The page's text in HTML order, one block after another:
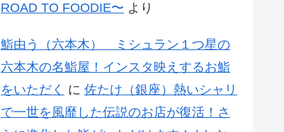
ROAD TO FOODIE〜 より
鮨由う（六本木） ミシュラン１つ星の
六本木の名鮨屋！インスタ映えするお鮨
をいただく に 佐たけ（銀座）熱いシャリ
で一世を風靡した伝説のお店が復活！さ